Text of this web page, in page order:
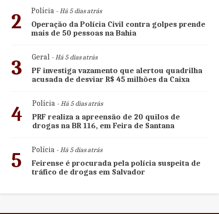
2 Polícia- Há 5 dias atrás
Operação da Polícia Civil contra golpes prende
mais de 50 pessoas na Bahia
3 Geral- Há 5 dias atrás
PF investiga vazamento que alertou quadrilha
acusada de desviar R$ 45 milhões da Caixa
4 Polícia- Há 5 dias atrás
PRF realiza a apreensão de 20 quilos de
drogas na BR 116, em Feira de Santana
5 Polícia- Há 5 dias atrás
Feirense é procurada pela polícia suspeita de
tráfico de drogas em Salvador